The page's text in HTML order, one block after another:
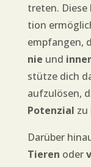
tre­ten.
ti­on
emp­fan­gen,
nie und
stüt­ze dich
auf­zu­lö­sen,
Poten­zi­al zu
Dar­über
Tie­ren oder